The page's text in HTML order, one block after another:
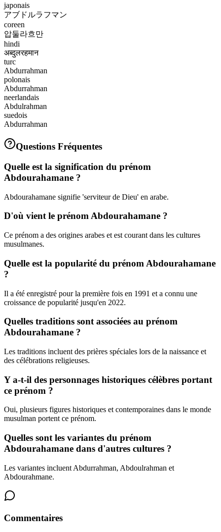
japonais
アブドルラフマン
coreen
압둘라흐만
hindi
अब्दुलरहमान
turc
Abdurrahman
polonais
Abdurrahman
neerlandais
Abdulrahman
suedois
Abdurrahman
Questions Fréquentes
Quelle est la signification du prénom
Abdourahamane ?
Abdourahamane signifie 'serviteur de Dieu' en arabe.
D'où vient le prénom Abdourahamane ?
Ce prénom a des origines arabes et est courant dans les cultures
musulmanes.
Quelle est la popularité du prénom Abdourahamane
?
Il a été enregistré pour la première fois en 1991 et a connu une
croissance de popularité jusqu'en 2022.
Quelles traditions sont associées au prénom
Abdourahamane ?
Les traditions incluent des prières spéciales lors de la naissance et
des célébrations religieuses.
Y a-t-il des personnages historiques célèbres portant
ce prénom ?
Oui, plusieurs figures historiques et contemporaines dans le monde
musulman portent ce prénom.
Quelles sont les variantes du prénom
Abdourahamane dans d'autres cultures ?
Les variantes incluent Abdurrahman, Abdoulrahman et
Abdourahmane.
Commentaires